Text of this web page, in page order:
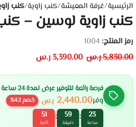
الرئيسية/غرفة المعيشة/كنب زاوية/كنب
كنب زاوية لوسين –
رمز المنتج: 1004
5,830.00ر.س 3,390.00ر.س
فرصة رائعة للتوفير عرض لمدة 24 ساعة
وفر2,440.00 ر.س خصم42
%
23
ساعة :
59
دقيقة :
50
ثانية